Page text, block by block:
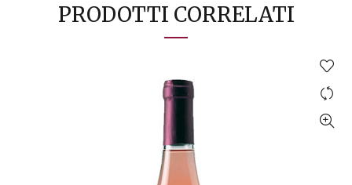
PRODOTTI CORRELATI